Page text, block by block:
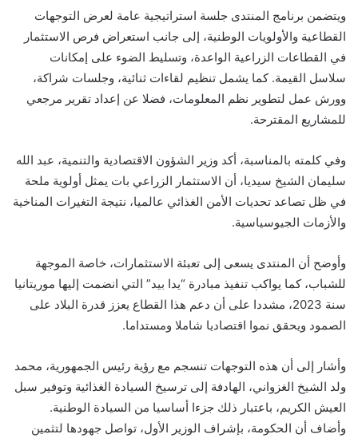
ويتضمن برنامج المنتدى جلسة استراتيجية عامة لعرض التوجهات
القطاعية والأولويات الوطنية، إلى جانب استعراض فرص الاستثمار
في القطاعات الزراعية الواعدة، وتسليط الضوء على إمكانات
سلاسل القيمة. كما يشمل تنظيم لقاءات ثنائية، وجلسات شراكة،
وورش عمل لتطوير نظم المعلومات، فضلا عن إعداد تقرير مرجعي
للمشاريع المقترحة.
وفي كلمته بالمناسبة، أكد وزير الشؤون الاقتصادية والتنمية، عبد الله
سليمان الشيخ سيديا، أن الاستثمار الزراعي بات يمثل أولوية ملحة
في ظل تصاعد تحديات الأمن الغذائي عالميا، نتيجة التغيرات المناخية
والأزمات الجيوسياسية.
وأوضح أن المنتدى يسعى إلى تعبئة الاستثمارات، خاصة الموجهة
للشباب، كما يواكب تنفيذ مبادرة “يدا بيد” التي انضمت إليها موريتانيا
سنة 2023، مشددا على أن دعم هذا القطاع يعزز قدرة البلاد على
الصمود ويحقق نموا اقتصاديا شاملا ومستداما.
وأشار إلى أن هذه التوجهات تنسجم مع رؤية رئيس الجمهورية، محمد
ولد الشيخ الغزواني، الهادفة إلى ترسيخ السيادة الغذائية وتوفير سبل
العيش الكريم، باعتبار ذلك جزءا أساسيا من السيادة الوطنية.
وأضاف أن الحكومة، بإشراف الوزير الأول، تواصل جهودها لتثمين